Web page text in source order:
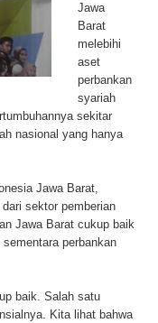
Jawa
Barat
melebihi
aset
perbankan
syariah
sekitar
nasional yang hanya
Jawa Barat,
sektor pemberian
Jawa Barat cukup baik
perbankan
baik. Salah satu
Kita lihat bahwa